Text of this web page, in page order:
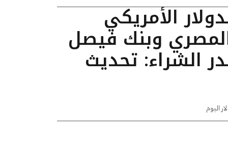
الأمريكي
وبنك فيصل
الشراء: تحديث
اليوم